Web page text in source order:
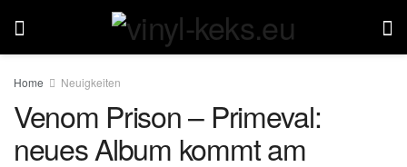
Home Neuigkeiten
Venom Prison – Primeval:
neues Album kommt am